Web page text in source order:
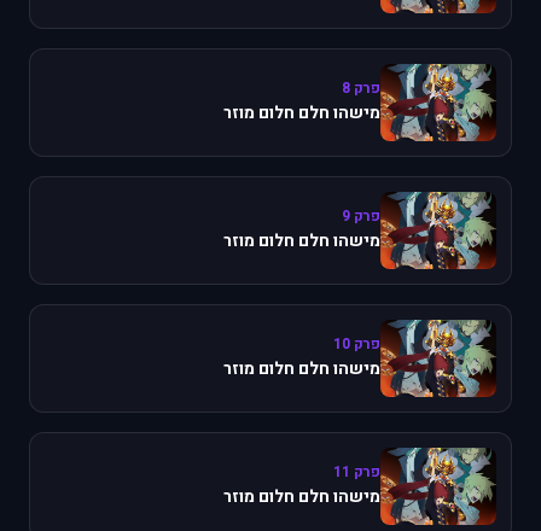
פרק 8
מישהו חלם חלום מוזר
פרק 9
מישהו חלם חלום מוזר
פרק 10
מישהו חלם חלום מוזר
פרק 11
מישהו חלם חלום מוזר